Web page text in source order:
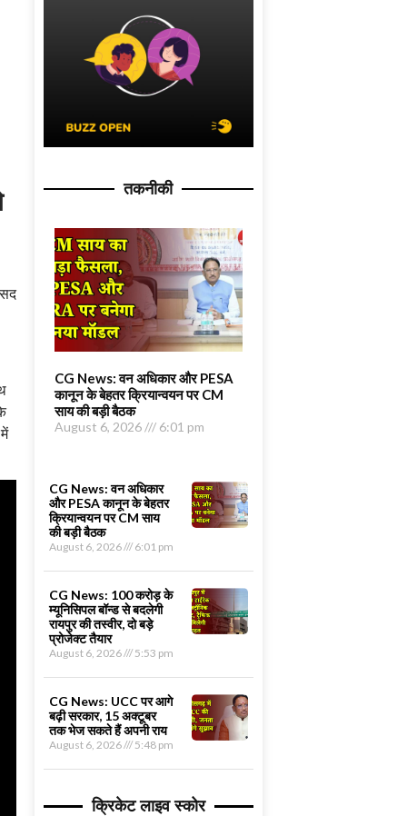
तकनीकी
CG News: वन अधिकार और PESA
कानून के बेहतर क्रियान्वयन पर CM
साय की बड़ी बैठक
August 6, 2026 6:01 pm
CG News: वन अधिकार
और PESA कानून के बेहतर
क्रियान्वयन पर CM साय
की बड़ी बैठक
August 6, 2026 6:01 pm
CG News: 100 करोड़ के
म्यूनिसिपल बॉन्ड से बदलेगी
रायपुर की तस्वीर, दो बड़े
प्रोजेक्ट तैयार
August 6, 2026 5:53 pm
CG News: UCC पर आगे
बढ़ी सरकार, 15 अक्टूबर
तक भेज सकते हैं अपनी राय
August 6, 2026 5:48 pm
क्रिकेट लाइव स्कोर